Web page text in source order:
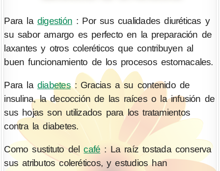
Para la digestión : Por sus cualidades diuréticas y
su sabor amargo es perfecto en la preparación de
laxantes y otros coleréticos que contribuyen al
buen funcionamiento de los procesos estomacales.
Para la diabetes: Gracias a su contenido de
insulina, la decocción de las raíces o la infusión de
sus hojas son utilizados para los tratamientos
contra la diabetes.
Como sustituto delcafé : La raíz tostada conserva
sus atributos coleréticos, y estudios han